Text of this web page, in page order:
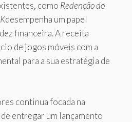
como Redenção do
desempenha um papel
financeira. A receita
de jogos móveis com a
para a sua estratégia de
continua focada na
de entregar um lançamento